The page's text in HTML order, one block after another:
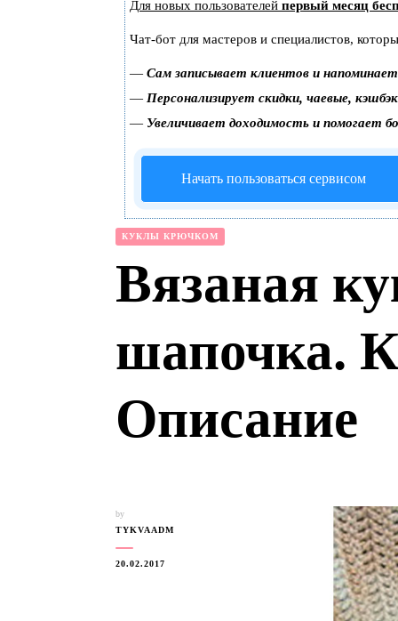
Для новых пользователей первый месяц
Чат-бот для мастеров и специалистов,
— Сам записывает клиентов и
— Персонализирует скидки, чаевые,
— Увеличивает доходимость и помогает
Начать пользоваться сервисом
КУКЛЫ КРЮЧКОМ
Вязаная
шапочка.
Описание
by
TYKVAADM
20.02.2017